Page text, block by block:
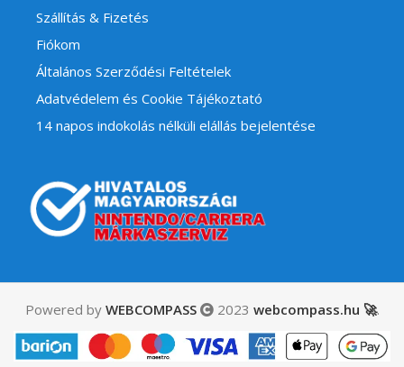
Szállítás & Fizetés
Fiókom
Általános Szerződési Feltételek
Adatvédelem és Cookie Tájékoztató
14 napos indokolás nélküli elállás bejelentése
Powered by WEBCOMPASS 2023 webcompass.hu 🚀.